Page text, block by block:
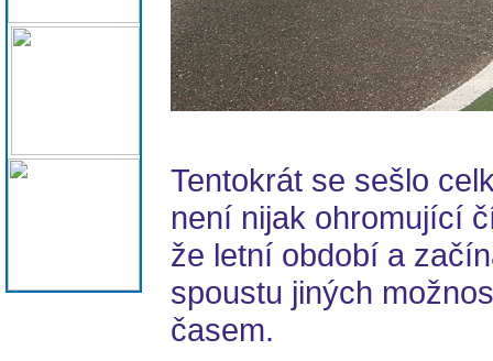
Tentokrát se sešlo
není nijak ohromující
že letní období a
spoustu jiných
časem.